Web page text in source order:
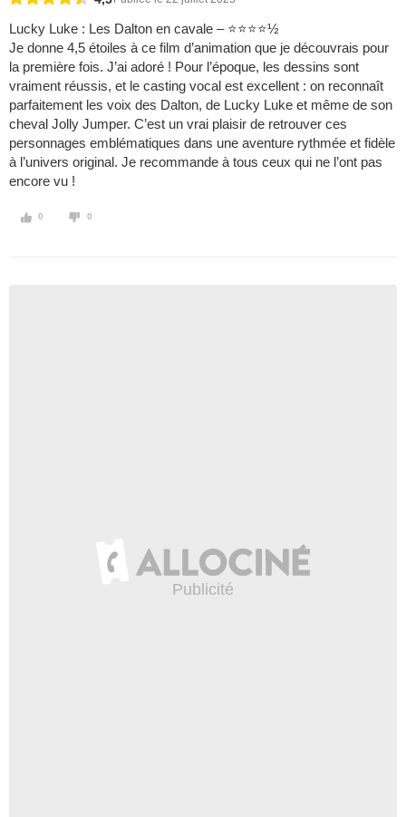
Lucky Luke : Les Dalton en cavale – ⭐⭐⭐⭐½
Je donne 4,5 étoiles à ce film d’animation que je découvrais pour
la première fois. J’ai adoré ! Pour l’époque, les dessins sont
vraiment réussis, et le casting vocal est excellent : on reconnaît
parfaitement les voix des Dalton, de Lucky Luke et même de son
cheval Jolly Jumper. C’est un vrai plaisir de retrouver ces
personnages emblématiques dans une aventure rythmée et fidèle
à l’univers original. Je recommande à tous ceux qui ne l’ont pas
encore vu !
0 0